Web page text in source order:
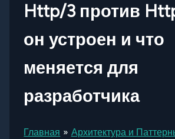
Http/3 против
он устроен и что
меняется для
разработчика
Главная
Архитектура и